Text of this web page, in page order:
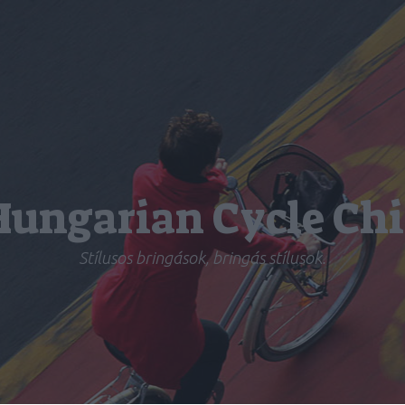
Cycle
Stílusos bringások, bringás stílusok.